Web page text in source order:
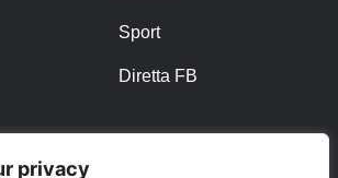
privacy
Sport
Diretta FB